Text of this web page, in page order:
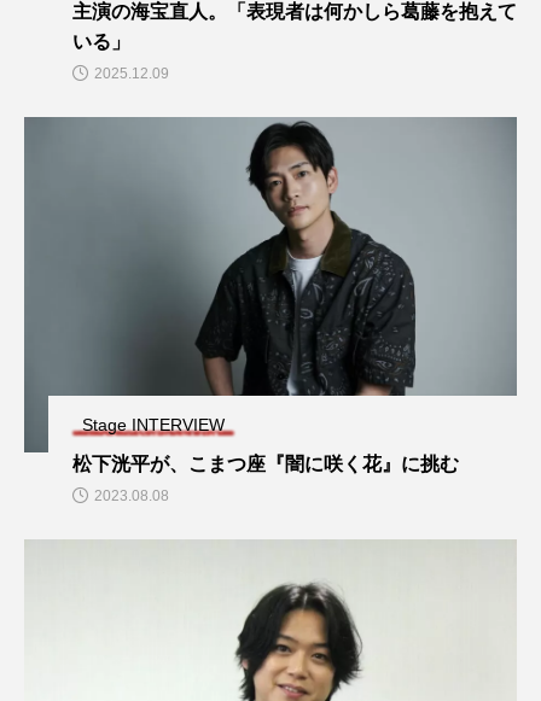
主演の海宝直人。「表現者は何かしら葛藤を抱えて
いる」
2025.12.09
Stage INTERVIEW
松下洸平が、こまつ座『闇に咲く花』に挑む
2023.08.08